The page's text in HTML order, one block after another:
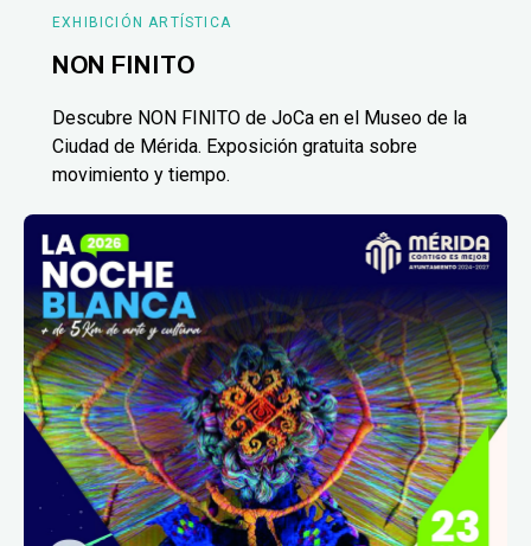
EXHIBICIÓN ARTÍSTICA
NON FINITO
Descubre NON FINITO de JoCa en el Museo de la
Ciudad de Mérida. Exposición gratuita sobre
movimiento y tiempo.